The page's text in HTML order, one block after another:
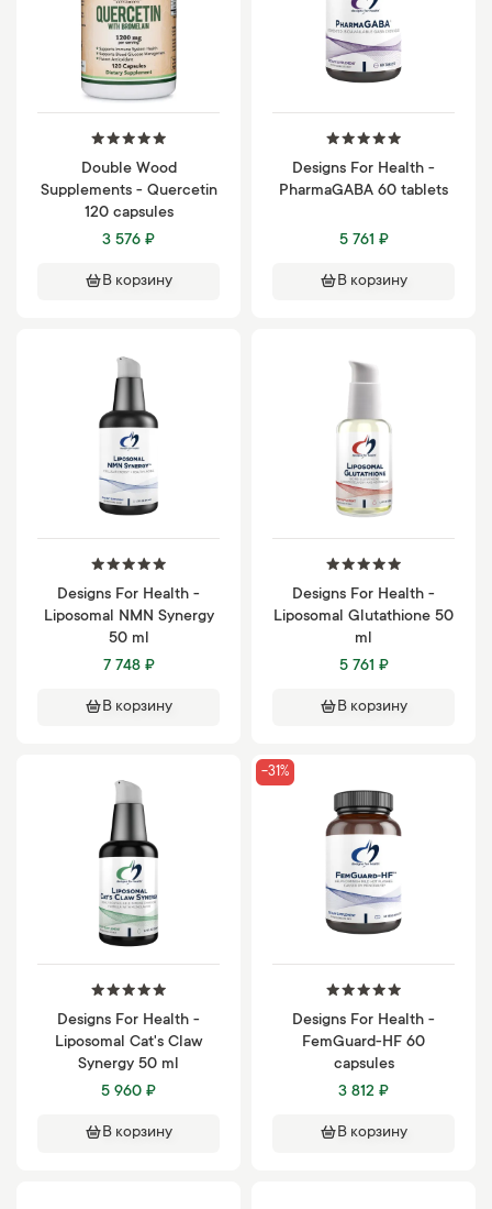
Double Wood
Supplements - Quercetin
120 capsules
3 576 ₽
В корзину
Designs For Health -
PharmaGABA 60 tablets
5 761 ₽
В корзину
Designs For Health -
Liposomal NMN Synergy
50 ml
7 748 ₽
В корзину
Designs For Health -
Liposomal Glutathione 50
ml
5 761 ₽
В корзину
Designs For Health -
Liposomal Cat's Claw
Synergy 50 ml
5 960 ₽
В корзину
-31%
Designs For Health -
FemGuard-HF 60
capsules
3 812 ₽
В корзину